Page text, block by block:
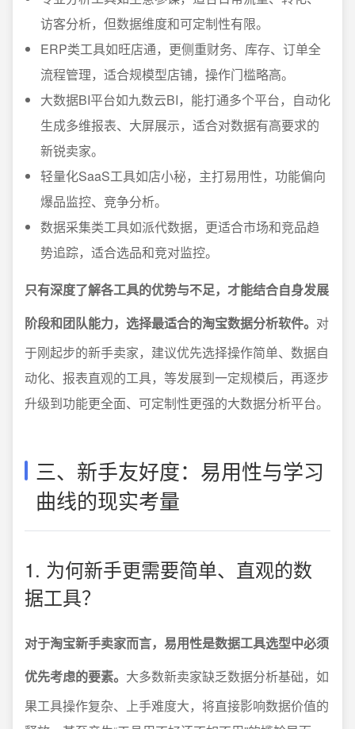
访客分析，但数据维度和可定制性有限。
ERP类工具如旺店通，更侧重财务、库存、订单全
流程管理，适合规模型店铺，操作门槛略高。
大数据BI平台如九数云BI，能打通多个平台，自动化
生成多维报表、大屏展示，适合对数据有高要求的
新锐卖家。
轻量化SaaS工具如店小秘，主打易用性，功能偏向
爆品监控、竞争分析。
数据采集类工具如派代数据，更适合市场和竞品趋
势追踪，适合选品和竞对监控。
只有深度了解各工具的优势与不足，才能结合自身发展
阶段和团队能力，选择最适合的淘宝数据分析软件。 对
于刚起步的新手卖家，建议优先选择操作简单、数据自
动化、报表直观的工具，等发展到一定规模后，再逐步
升级到功能更全面、可定制性更强的大数据分析平台。
三、新手友好度：易用性与学习
曲线的现实考量
1. 为何新手更需要简单、直观的数
据工具？
对于淘宝新手卖家而言，易用性是数据工具选型中必须
优先考虑的要素。 大多数新卖家缺乏数据分析基础，如
果工具操作复杂、上手难度大，将直接影响数据价值的